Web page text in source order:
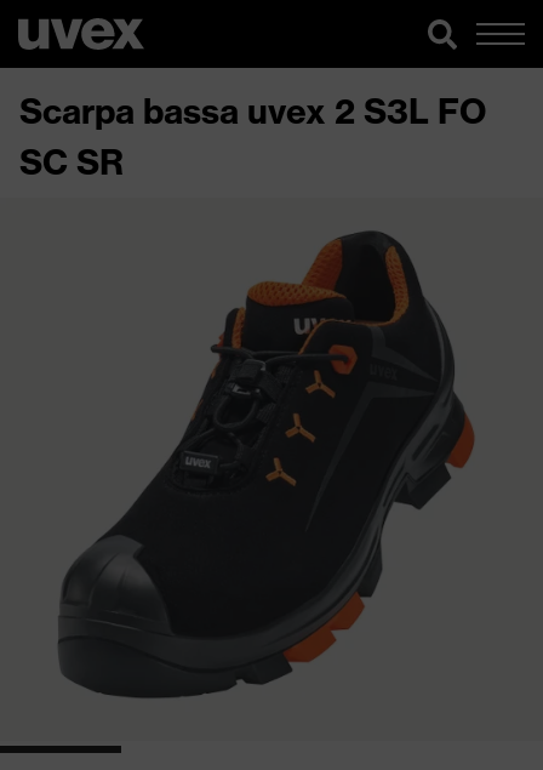
Scarpa bassa uvex 2 S3L FO
SC SR